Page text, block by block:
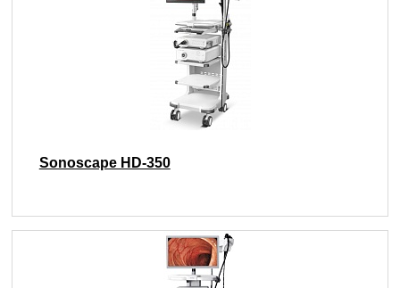
Sonoscape HD-350